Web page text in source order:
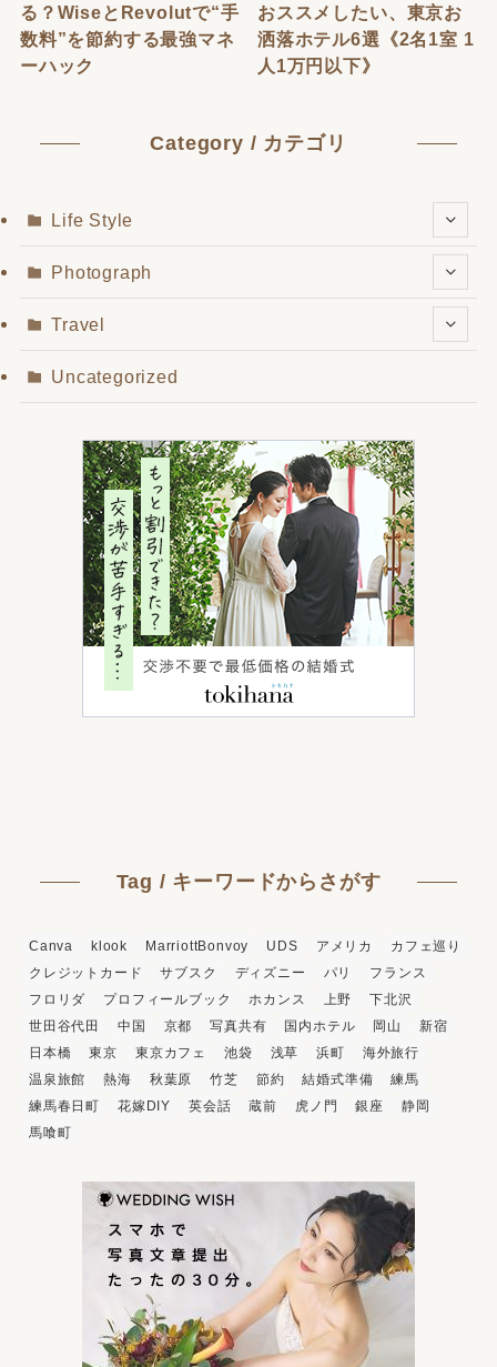
る？WiseとRevolutで“手
数料”を節約する最強マネ
ーハック
おススメしたい、東京お
洒落ホテル6選《2名1室 1
人1万円以下》
Category / カテゴリ
Life Style
Photograph
Travel
Uncategorized
Tag / キーワードからさがす
Canva klook MarriottBonvoy UDS アメリカ
カフェ巡り
クレジットカード
サブスク ディズニー パリ
フランス
フロリダ
プロフィールブック ホカンス 上野
下北沢
世田谷代田
中国 京都 写真共有 国内ホテル 岡山
新宿
日本橋
東京 東京カフェ 池袋 浅草 浜町
海外旅行
温泉旅館
熱海 秋葉原 竹芝 節約 結婚式準備
練馬
練馬春日町
花嫁DIY 英会話 蔵前 虎ノ門 銀座
静岡
馬喰町